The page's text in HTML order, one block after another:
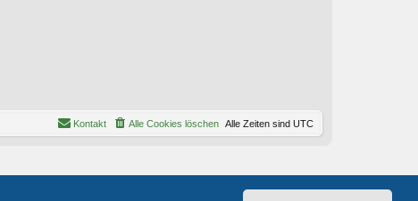
Alle Zeiten sind UTC
Alle Cookies löschen
Kontakt